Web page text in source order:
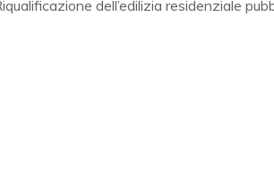
dell’edilizia residenziale